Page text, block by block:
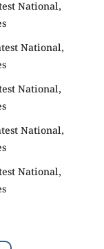
National,
National,
National,
National,
National,